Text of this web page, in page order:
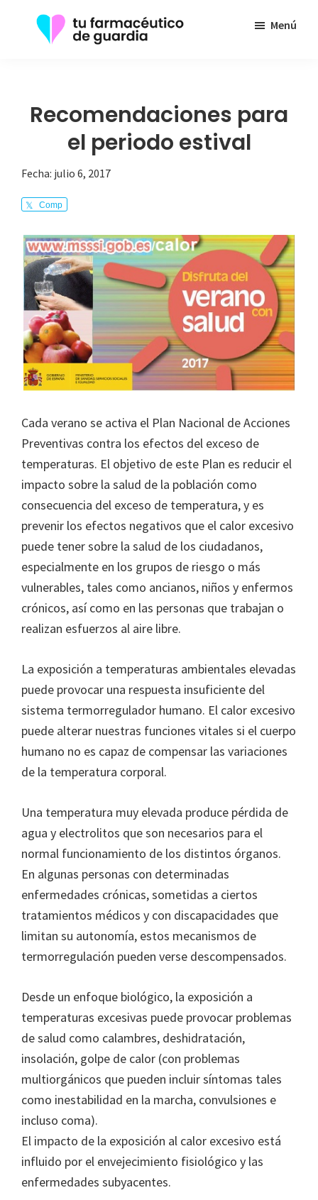
Guardia
información
que
sobre
enfermedad
Menú
Recomendaciones para
el periodo estival
Fecha: julio 6, 2017
Comp
Cada verano se activa el Plan Nacional de Acciones
Preventivas contra los efectos del exceso de
temperaturas. El objetivo de este Plan es reducir el
impacto sobre la salud de la población como
consecuencia del exceso de temperatura, y es
prevenir los efectos negativos que el calor excesivo
puede tener sobre la salud de los ciudadanos,
especialmente en los grupos de riesgo o más
vulnerables, tales como ancianos, niños y enfermos
crónicos, así como en las personas que trabajan o
realizan esfuerzos al aire libre.
La exposición a temperaturas ambientales elevadas
puede provocar una respuesta insuficiente del
sistema termorregulador humano. El calor excesivo
puede alterar nuestras funciones vitales si el cuerpo
humano no es capaz de compensar las variaciones
de la temperatura corporal.
Una temperatura muy elevada produce pérdida de
agua y electrolitos que son necesarios para el
normal funcionamiento de los distintos órganos.
En algunas personas con determinadas
enfermedades crónicas, sometidas a ciertos
tratamientos médicos y con discapacidades que
limitan su autonomía, estos mecanismos de
termorregulación pueden verse descompensados.
Desde un enfoque biológico, la exposición a
temperaturas excesivas puede provocar problemas
de salud como calambres, deshidratación,
insolación, golpe de calor (con problemas
multiorgánicos que pueden incluir síntomas tales
como inestabilidad en la marcha, convulsiones e
incluso coma).
El impacto de la exposición al calor excesivo está
influido por el envejecimiento fisiológico y las
enfermedades subyacentes.